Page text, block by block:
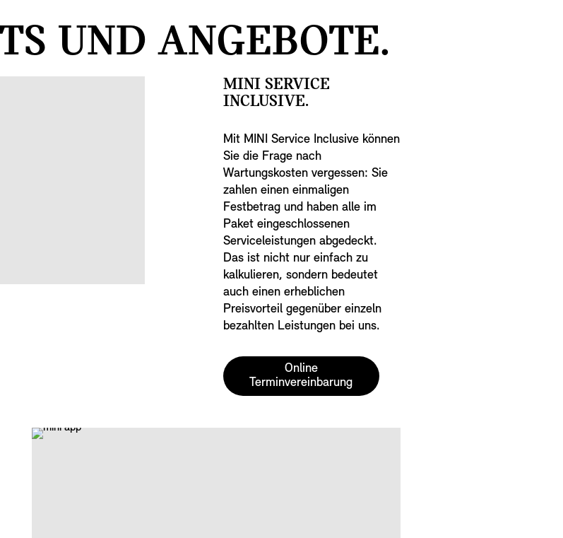
UND ANGEBOTE.
MINI SERVICE
INCLUSIVE.
Mit MINI Service Inclusive können
Sie die Frage nach
Wartungskosten vergessen: Sie
zahlen einen einmaligen
Festbetrag und haben alle im
Paket eingeschlossenen
Serviceleistungen abgedeckt.
Das ist nicht nur einfach zu
kalkulieren, sondern bedeutet
auch einen erheblichen
Preisvorteil gegenüber einzeln
bezahlten Leistungen bei uns.
Online
Terminvereinbarung